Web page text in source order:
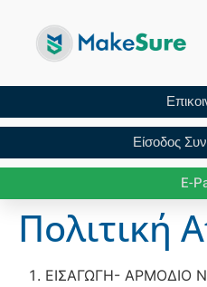
Είσοδος
E-
Πολιτική
ΕΙΣΑΓΩΓΗ- ΑΡΜΟΔΙΟ